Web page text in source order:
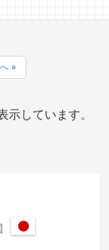
»
しています。